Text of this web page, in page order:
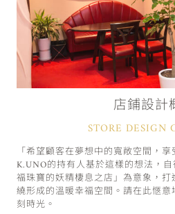
店鋪設計
STORE DESIGN
「希望顧客在夢想中的寬敞空間，
K.UNO的持有人基於這樣的想法，
福珠寶的妖精棲息之店」為意象，
繞形成的溫暖幸福空間。請在此愜
刻時光。